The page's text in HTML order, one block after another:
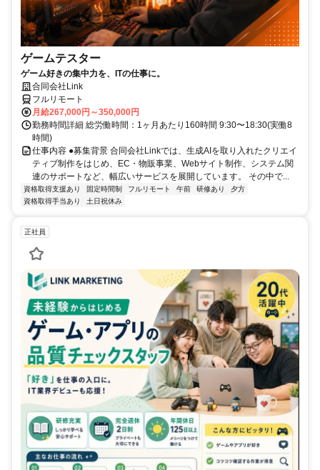
ゲームテスター
ゲーム好きの集中力を、ITの仕事に。
合同会社Link
フルリモート
月給267,000円～350,000円
勤務時間詳細 総労働時間：1ヶ月あたり160時間 9:30〜18:30(実働8
時間)
仕事内容 ●募集背景 合同会社Linkでは、生成AIを取り入れたクリエイ
ティブ制作をはじめ、EC・物販事業、Webサイト制作、システム関
連のサポートなど、幅広いサービスを展開しています。 その中で...
資格取得支援あり 固定時間制 フルリモート 午前 研修あり
夕方
資格取得手当あり
土日祝休み
正社員